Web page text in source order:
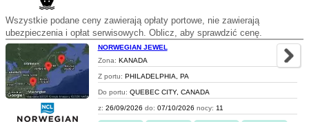
Wszystkie podane ceny zawierają opłaty portowe, nie zawierają
ubezpieczenia i opłat serwisowych. Oblicz, aby sprawdzić cenę.
NORWEGIAN JEWEL
Zona: KANADA
Z portu: PHILADELPHIA, PA
Do portu: QUEBEC CITY, CANADA
z: 26/09/2026 do: 07/10/2026 nocy: 11